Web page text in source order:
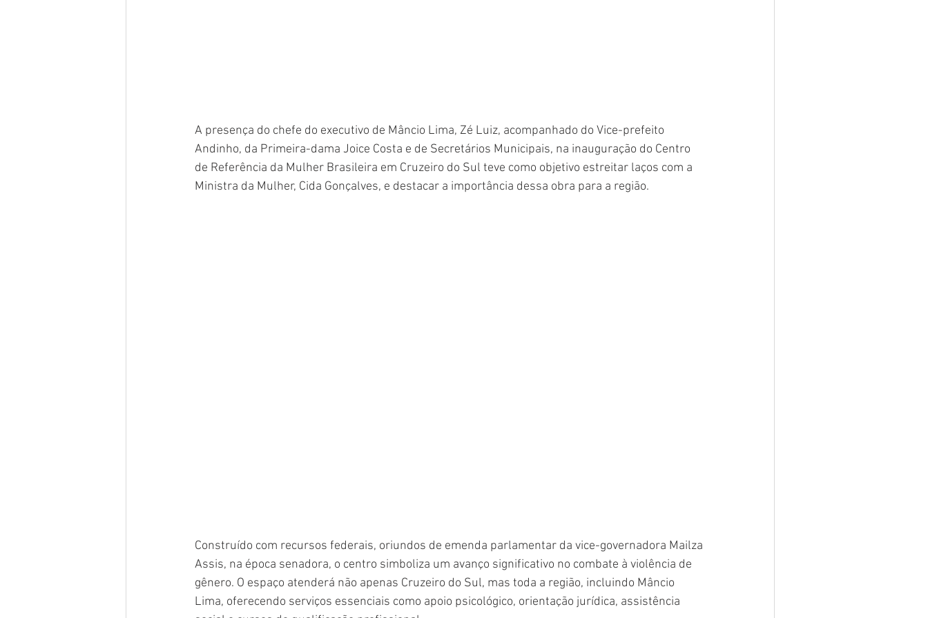
A presença do chefe do executivo de Mâncio Lima, Zé Luiz, acompanhado do Vice-prefeito
Andinho, da Primeira-dama Joice Costa e de Secretários Municipais, na inauguração do Centro
de Referência da Mulher Brasileira em Cruzeiro do Sul teve como objetivo estreitar laços com a
Ministra da Mulher, Cida Gonçalves, e destacar a importância dessa obra para a região.
Construído com recursos federais, oriundos de emenda parlamentar da vice-governadora Mailza
Assis, na época senadora, o centro simboliza um avanço significativo no combate à violência de
gênero. O espaço atenderá não apenas Cruzeiro do Sul, mas toda a região, incluindo Mâncio
Lima, oferecendo serviços essenciais como apoio psicológico, orientação jurídica, assistência